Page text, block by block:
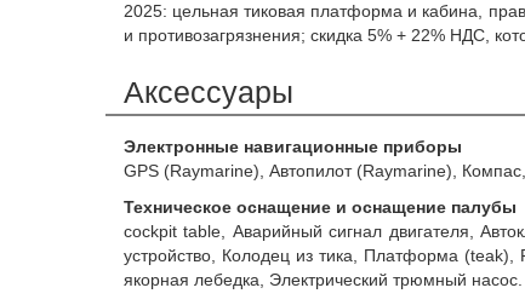
2025: цельная тиковая платформа и кабина,
и противозагрязнения; скидка 5% + 22% НДС,
Аксессуары
Электронные навигационные приборы
GPS (Raymarine), Автопилот (Raymarine),
Техническое оснащение и оснащение палубы
cockpit table, Аварийный сигнал двигателя,
устройство, Колодец из тика, Платформа
якорная лебедка, Электрический трюмный насос.